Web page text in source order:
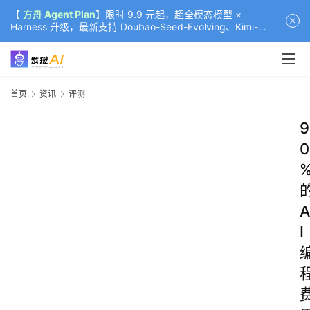
【 方舟 Agent Plan】限时 9.9 元起，超全模态模型 ×
Harness 升级，最新支持 Doubao-Seed-Evolving、Kimi-
K3（部分）、GLM-5.2
首页 资讯 评测
9
0
A
I